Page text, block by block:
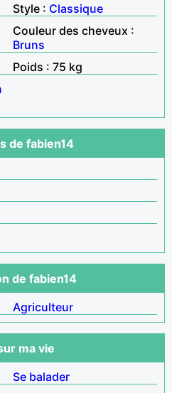
Style : Classique
Couleur des cheveux :
Bruns
Poids : 75 kg
de fabien14
de fabien14
Agriculteur
ma vie
Se balader